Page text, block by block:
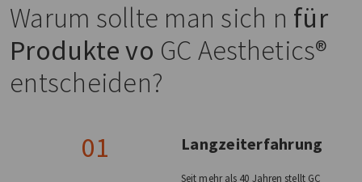
Warum sollte man sich n für
Produkte vo GC Aesthetics®
entscheiden?
01
Langzeiterfahrung
Seit mehr als 40 Jahren stellt GC